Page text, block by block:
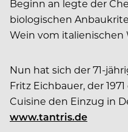
Beginn an legte der
biologischen
Wein vom italienischen
Nun hat sich der 71-
Fritz Eichbauer, der
Cuisine den Einzug in
www.tantris.de